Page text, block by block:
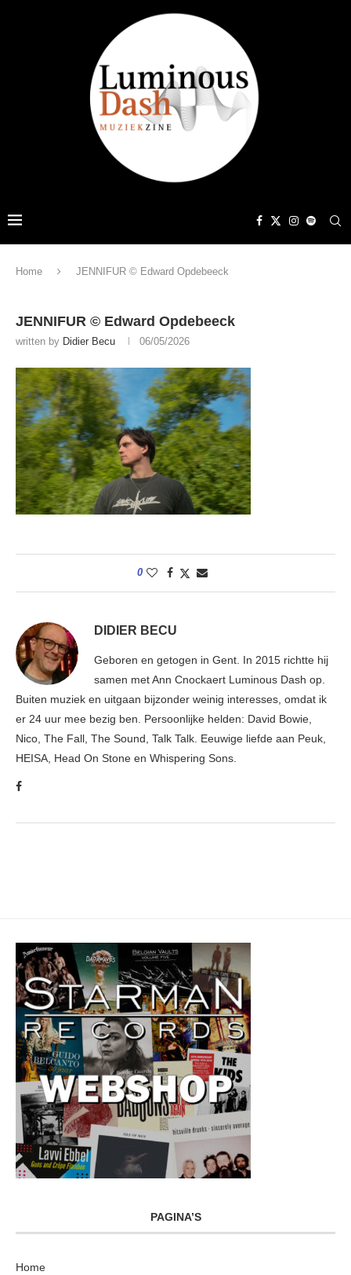
Home JENNIFUR © Edward Opdebeeck
JENNIFUR © Edward Opdebeeck
written by Didier Becu 06/05/2026
0
DIDIER BECU
Geboren en getogen in Gent. In 2015 richtte hij
samen met Ann Cnockaert Luminous Dash op.
Buiten muziek en uitgaan bijzonder weinig interesses, omdat ik
er 24 uur mee bezig ben. Persoonlijke helden: David Bowie,
Nico, The Fall, The Sound, Talk Talk. Eeuwige liefde aan Peuk,
HEISA, Head On Stone en Whispering Sons.
PAGINA’S
Home